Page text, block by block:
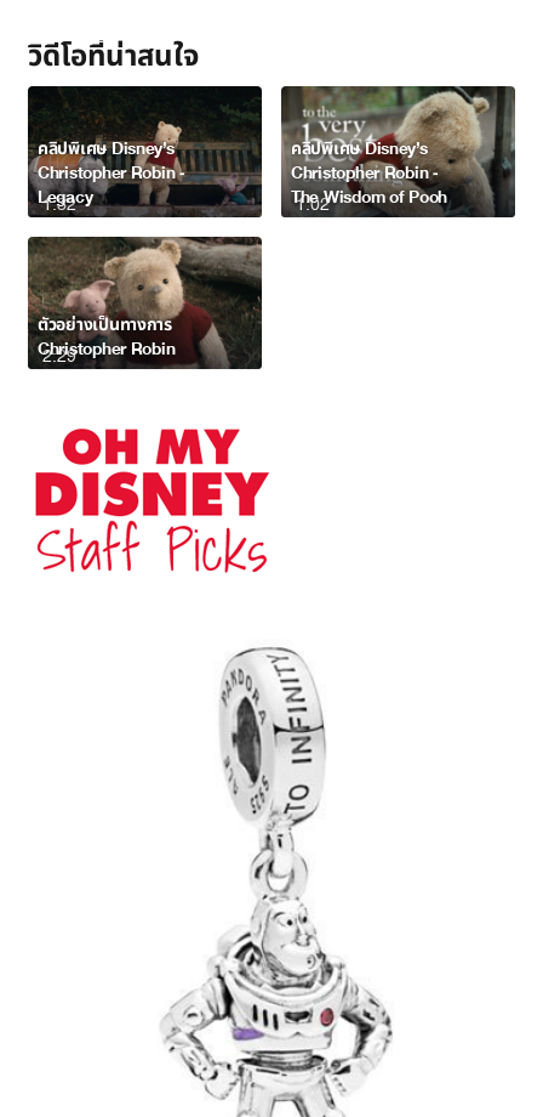
วิดีโอที่น่าสนใจ
1:32
คลิปพิเศษ Disney’s
Christopher Robin -
Legacy
1:02
คลิปพิเศษ Disney’s
Christopher Robin -
The Wisdom of Pooh
2:29
ตัวอย่างเป็นทางการ
Christopher Robin